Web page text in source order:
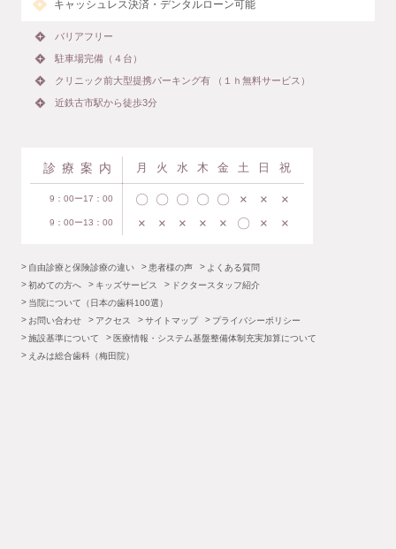
キャッシュレス決済・デンタルローン可能
バリアフリー
駐車場完備（４台）
クリニック前大型提携パーキング有 （１ｈ無料サービス）
近鉄古市駅から徒歩3分
診療案内 月 火 水 木 金 土 日 祝
9：00ー17：00 〇 〇 〇 〇 〇 × × ×
9：00ー13：00 × × × × × 〇 × ×
自由診療と保険診療の違い 患者様の声
よくある質問
初めての方へ
キッズサービス
ドクタースタッフ紹介
当院について（日本の歯科100選）
お問い合わせ
アクセス サイトマップ
プライバシーポリシー
施設基準について
医療情報・システム基盤整備体制充実加算について
えみは総合歯科（梅田院）